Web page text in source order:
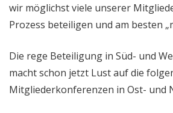
wir möglichst viele unserer
Prozess beteiligen und am besten
Die rege Beteiligung in Süd- und
macht schon jetzt Lust auf die
Mitgliederkonferenzen in Ost- und